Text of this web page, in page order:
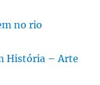
no rio
História – Arte